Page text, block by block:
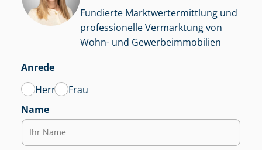
Fundierte Markt­wert­ermitt­lung und
professionelle Vermarktung von
Wohn- und Ge­wer­be­im­mo­bi­li­en
Anrede
Herr
Frau
Name